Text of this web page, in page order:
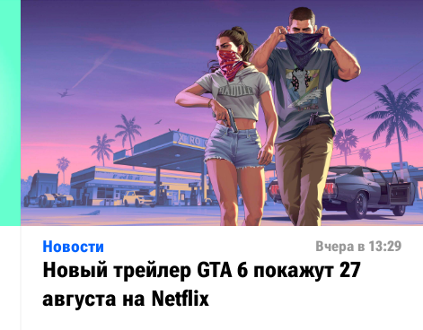
Новости Вчера в 13:29
Новый трейлер GTA 6 покажут 27
августа на Netflix